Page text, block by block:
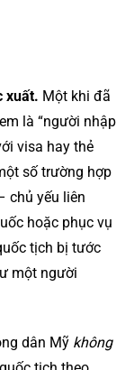
xuất. Một khi đã
là “người nhập
visa hay thẻ
số trường hợp
chủ yếu liên
hoặc phục vụ
tịch bị tước
một người
dân Mỹ không